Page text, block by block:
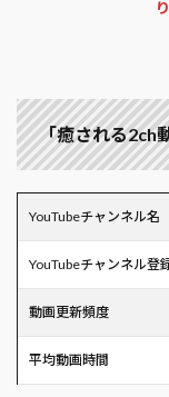
「癒される2ch
YouTubeチャンネル名
YouTubeチャンネル登
動画更新頻度
平均動画時間